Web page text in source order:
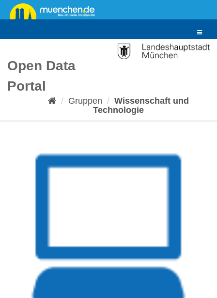
Überspringen
zum
Toggle
Open Data
Portal
Gruppen
Wissenschaft und
Technologie